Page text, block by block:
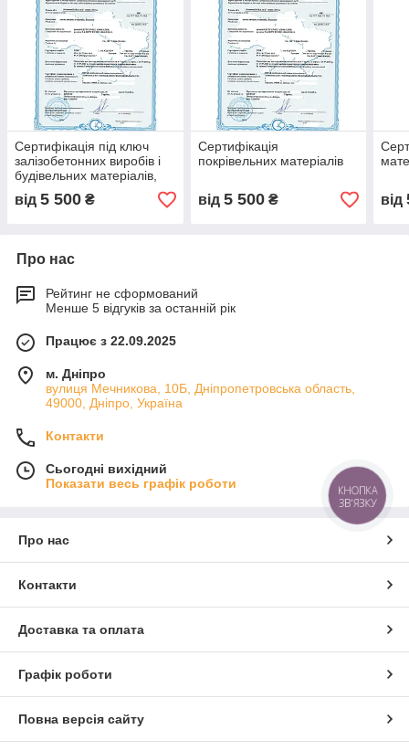
Сертифікація під ключ
залізобетонних виробів і
будівельних матеріалів,
відповідність стандартам
ДСТУ
від 5 500 ₴
Сертифікація
покрівельних матеріалів
від 5 500₴ від
Про нас
Рейтинг не сформований
Менше 5 відгуків за останній рік
Працює з 22.09.2025
м. Дніпро
вулиця Мечникова, 10Б, Дніпропетровська область,
49000, Дніпро, Україна
Контакти
Сьогодні вихідний
Показати весь графік роботи
Про нас
Контакти
Доставка та оплата
Графік роботи
Повна версія сайту
КНОПКА
ЗВ'ЯЗКУ